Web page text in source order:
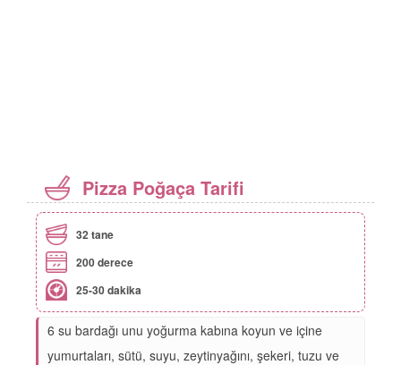
Pizza Poğaça Tarifi
32 tane
200 derece
25-30 dakika
6 su bardağı unu yoğurma kabına koyun ve içine
yumurtaları, sütü, suyu, zeytinyağını, şekeri, tuzu ve